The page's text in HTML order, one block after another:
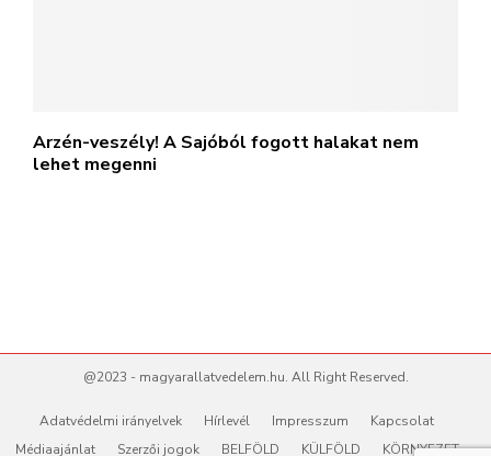
Arzén-veszély! A Sajóból fogott halakat nem
lehet megenni
@2023 - magyarallatvedelem.hu. All Right Reserved.
Adatvédelmi irányelvek Hírlevél Impresszum
Kapcsolat
Médiaajánlat
Szerzői jogok BELFÖLD KÜLFÖLD KÖRNYEZET